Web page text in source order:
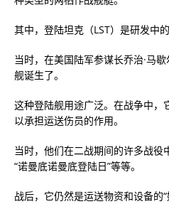
其中，登陆坦克（LST）是研发中
当时，在美国陆军参谋长乔治·马
舰诞生了。
这种登陆舰用途广泛。在战争中，
以承担运送伤员的作用。
当时，他们在二战期间的许多战役
“诺曼底诺曼底登陆日”等等。
战后，它仍然是运送物资和设备的